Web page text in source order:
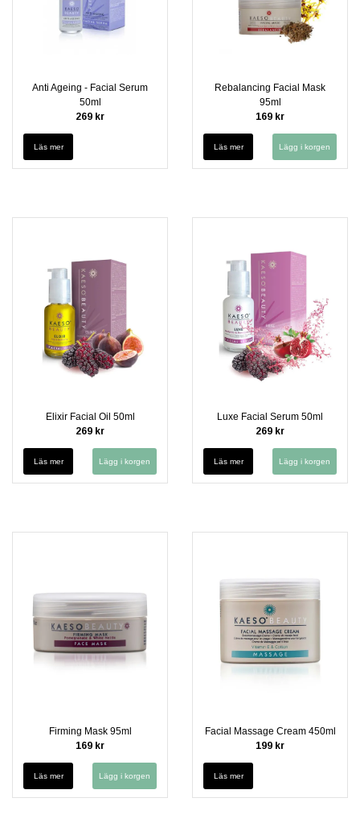
Anti Ageing - Facial Serum
50ml
269 kr
Läs mer
Rebalancing Facial Mask
95ml
169 kr
Läs mer
Elixir Facial Oil 50ml
269 kr
Läs mer
Luxe Facial Serum 50ml
269 kr
Läs mer
Firming Mask 95ml
169 kr
Läs mer
Facial Massage Cream 450ml
199 kr
Läs mer